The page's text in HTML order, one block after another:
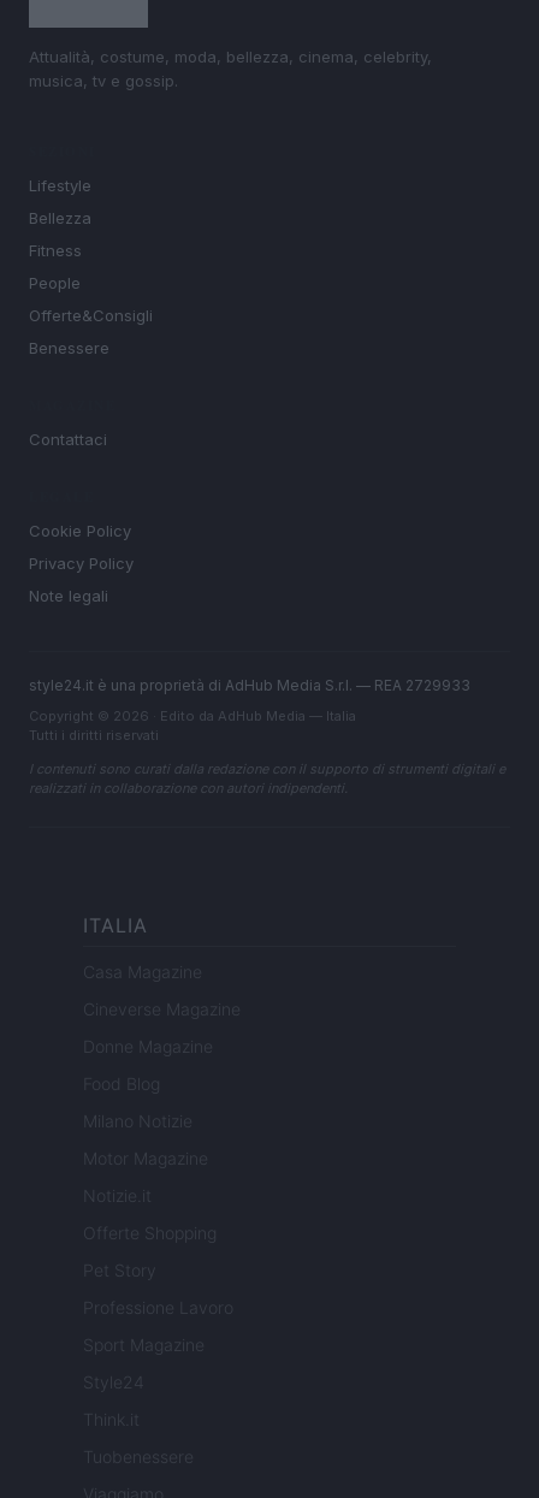
Attualità, costume, moda, bellezza, cinema, celebrity,
musica, tv e gossip.
Lifestyle
Bellezza
Fitness
People
Offerte&Consigli
Benessere
Contattaci
Cookie Policy
Privacy Policy
Note legali
style24.it è una proprietà di AdHub Media S.r.l. — REA 2729933
Copyright © 2026 · Edito da AdHub Media — Italia
Tutti i diritti riservati
I contenuti sono curati dalla redazione con il supporto di strumenti digitali e
realizzati in collaborazione con autori indipendenti.
ITALIA
Casa Magazine
Cineverse Magazine
Donne Magazine
Food Blog
Milano Notizie
Motor Magazine
Notizie.it
Offerte Shopping
Pet Story
Professione Lavoro
Sport Magazine
Style24
Think.it
Tuobenessere